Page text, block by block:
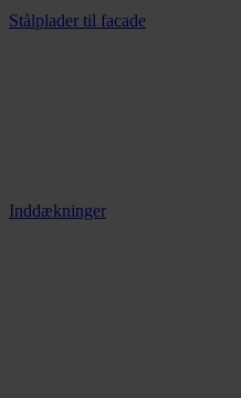
Stålplader til facade
Inddækninger